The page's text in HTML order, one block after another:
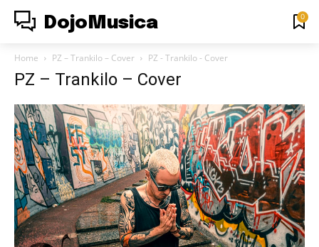
DojoMusica 0
Home PZ – Trankilo – Cover PZ - Trankilo - Cover
PZ – Trankilo – Cover